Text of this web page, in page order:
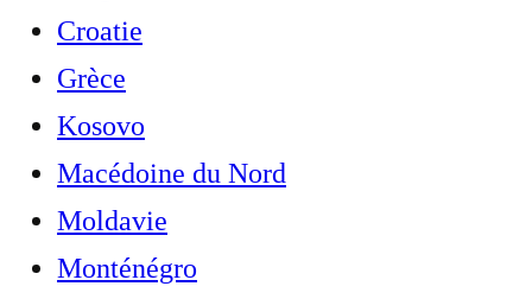
Croatie
Grèce
Kosovo
Macédoine du Nord
Moldavie
Monténégro